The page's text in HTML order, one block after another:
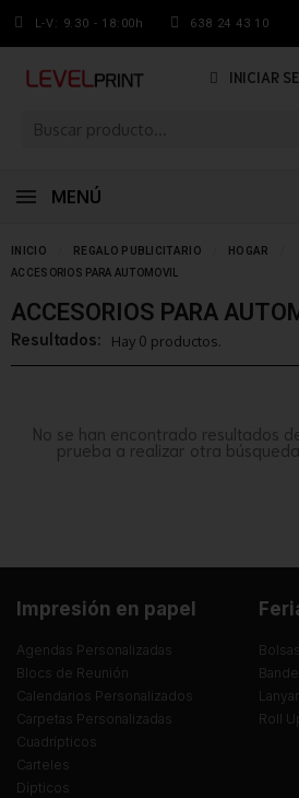
L-V: 9.30 - 18:00h 638 24 43 10
INICIAR
MENÚ
INICIO REGALO PUBLICITARIO
HOGAR
ACCESORIOS PARA AUTOMOVIL
ACCESORIOS PARA
Resultados: Hay 0 productos.
No se han encontrado resultados
prueba a realizar otra
Impresión en papel
Agendas Personalizadas
Blocs de Reunión
Calendarios Personalizados
Carpetas Personalizadas
Cuadrípticos
Carteles
Dípticos
Roll